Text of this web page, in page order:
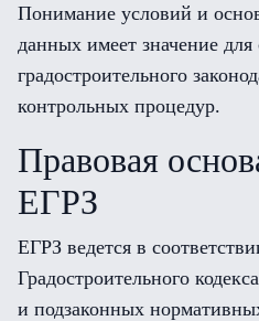
Понимание условий и
данных имеет значение
градостроительного
контрольных процедур.
Правовая
ЕГРЗ
ЕГРЗ ведется в
Градостроительного
и подзаконных